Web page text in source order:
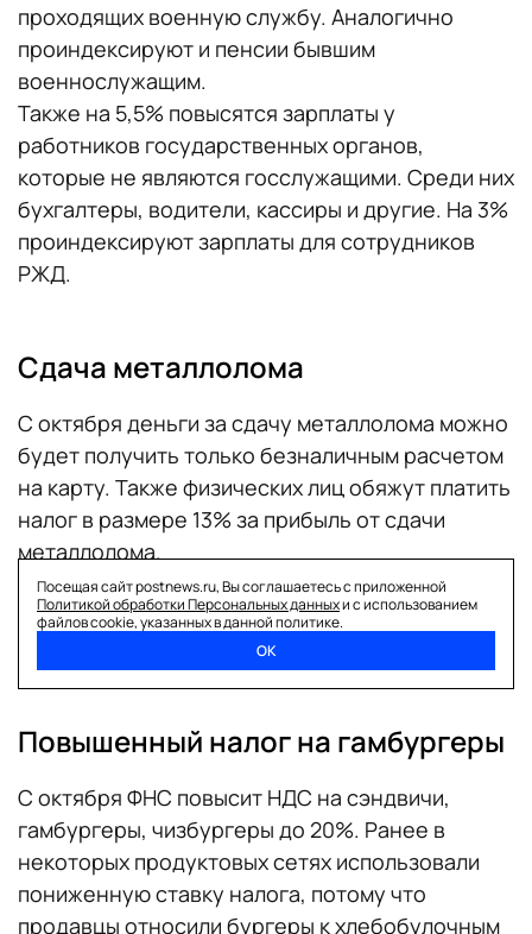
проходящих военную службу. Аналогично
проиндексируют и пенсии бывшим
военнослужащим.
Также на 5,5% повысятся зарплаты у
работников государственных органов,
которые не являются госслужащими. Среди них
бухгалтеры, водители, кассиры и другие. На 3%
проиндексируют зарплаты для сотрудников
РЖД.
Сдача металлолома
С октября деньги за сдачу металлолома можно
будет получить только безналичным расчетом
на карту. Также физических лиц обяжут платить
налог в размере 13% за прибыль от сдачи
металлолома.
Это позволит вывести сектор из теневого
рынка и поможет бороться со сдачей в
металлолом краденных проводов и люков.
Повышенный налог на гамбургеры
С октября ФНС повысит НДС на сэндвичи,
гамбургеры, чизбургеры до 20%. Ранее в
некоторых продуктовых сетях использовали
пониженную ставку налога, потому что
продавцы относили бургеры к хлебобулочным
Посещая сайт postnews.ru, Вы соглашаетесь с приложенной
Политикой обработки Персональных данныхи с использованием
файлов cookie, указанных в данной политике.
ОК